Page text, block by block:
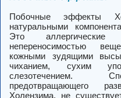
Побочные эффекты
натуральными
Это
непереносимостью
кожными зудящими
чиханием, сухим
слезотечением.
предотвращающего
Холензима, не